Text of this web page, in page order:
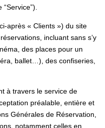
après « Clients ») du site
incluant sans s’y
des places pour un
ballet…), des confiseries,
à travers le service de
préalable, entière et
Générales de Réservation,
notamment celles en